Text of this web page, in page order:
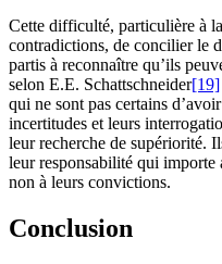
Cette difficulté, particulière à
contradictions, de concilier le
partis à reconnaître qu’ils
selon E.E. Schattschneider[19]
qui ne sont pas certains
incertitudes et leurs
leur recherche de supériorité.
leur responsabilité qui importe
non à leurs convictions.
Conclusion